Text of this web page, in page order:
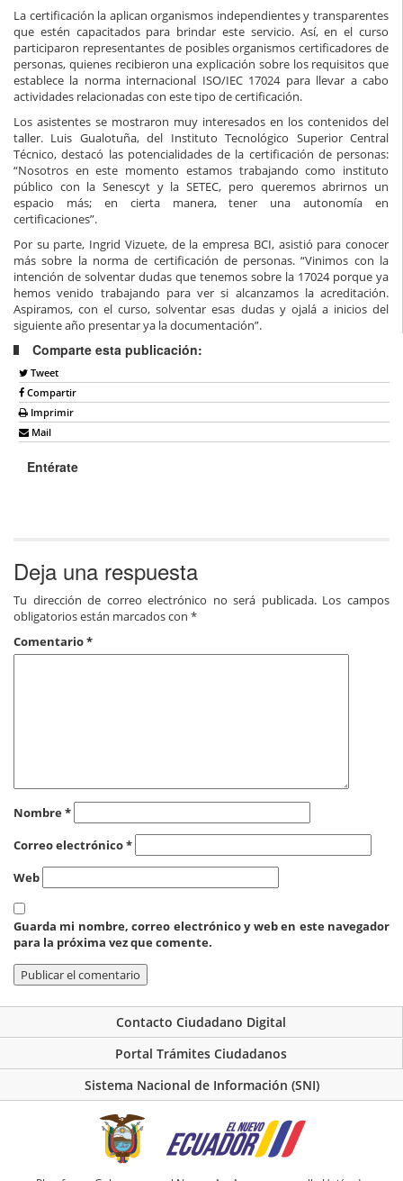
La certificación la aplican organismos independientes y transparentes
que estén capacitados para brindar este servicio. Así, en el curso
participaron representantes de posibles organismos certificadores de
personas, quienes recibieron una explicación sobre los requisitos que
establece la norma internacional ISO/IEC 17024 para llevar a cabo
actividades relacionadas con este tipo de certificación.
Los asistentes se mostraron muy interesados en los contenidos del
taller. Luis Gualotuña, del Instituto Tecnológico Superior Central
Técnico, destacó las potencialidades de la certificación de personas:
“Nosotros en este momento estamos trabajando como instituto
público con la Senescyt y la SETEC, pero queremos abrirnos un
espacio más; en cierta manera, tener una autonomía en
certificaciones”.
Por su parte, Ingrid Vizuete, de la empresa BCI, asistió para conocer
más sobre la norma de certificación de personas. “Vinimos con la
intención de solventar dudas que tenemos sobre la 17024 porque ya
hemos venido trabajando para ver si alcanzamos la acreditación.
Aspiramos, con el curso, solventar esas dudas y ojalá a inicios del
siguiente año presentar ya la documentación”.
Comparte esta publicación:
Tweet
Compartir
Imprimir
Mail
Entérate
Deja una respuesta
Tu dirección de correo electrónico no será publicada. Los campos
obligatorios están marcados con *
Comentario*
Nombre*
Correo electrónico*
Web
Guarda mi nombre, correo electrónico y web en este navegador
para la próxima vez que comente.
Contacto Ciudadano Digital
Portal Trámites Ciudadanos
Sistema Nacional de Información (SNI)